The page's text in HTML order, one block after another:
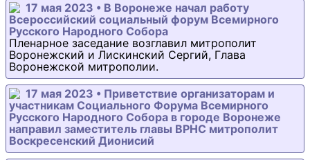
17 мая 2023 • В Воронеже начал работу
Всероссийский социальный форум Всемирного
Русского Народного Собора
Пленарное заседание возглавил митрополит
Воронежский и Лискинский Сергий, Глава
Воронежской митрополии.
17 мая 2023 • Приветствие организаторам и
участникам Социального Форума Всемирного
Русского Народного Собора в городе Воронеже
направил заместитель главы ВРНС митрополит
Воскресенский Дионисий